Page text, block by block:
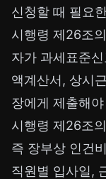
신청할 때 필요
시행령 제26조
자가 과세표준
액계산서, 상시
장에게 제출해
시행령 제26조
즉 장부상 인건
직원별 입사일,